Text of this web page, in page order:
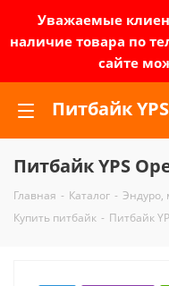
Уважаемые
наличие товара по
сайте
Питбайк YPS
Главная - Каталог - Эндуро,
Купить питбайк - Питбайк